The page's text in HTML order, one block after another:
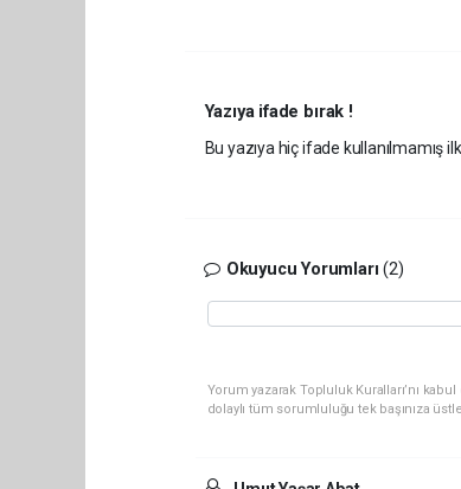
Yazıya ifade bırak !
Bu yazıya hiç ifade kullanılmamış
Okuyucu Yorumları(2)
Yorum yazarak Topluluk Kuralları’nı
dolaylı tüm sorumluluğu tek başınıza